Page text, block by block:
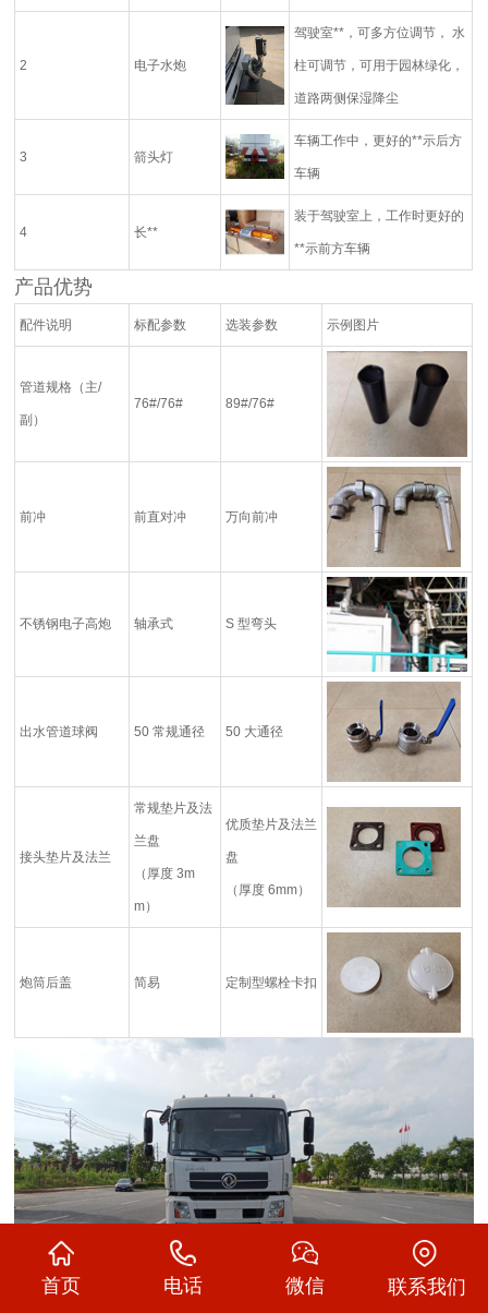
2 电子水炮
驾驶室**，可多方位调节， 水
柱可调节，可用于园林绿化，
道路两侧保湿降尘
3 箭头灯
车辆工作中，更好的**示后方
车辆
4 长**
装于驾驶室上，工作时更好的
**示前方车辆
产品优势
配件说明 标配参数 选装参数 示例图片
管道规格（主/
副）
76#/76# 89#/76#
前冲 前直对冲 万向前冲
不锈钢电子高炮 轴承式 S 型弯头
出水管道球阀 50 常规通径 50 大通径
接头垫片及法兰
常规垫片及法
兰盘
（厚度 3m
m）
优质垫片及法兰
盘
（厚度 6mm）
炮筒后盖 简易 定制型螺栓卡扣
首页 电话 微信 联系我们